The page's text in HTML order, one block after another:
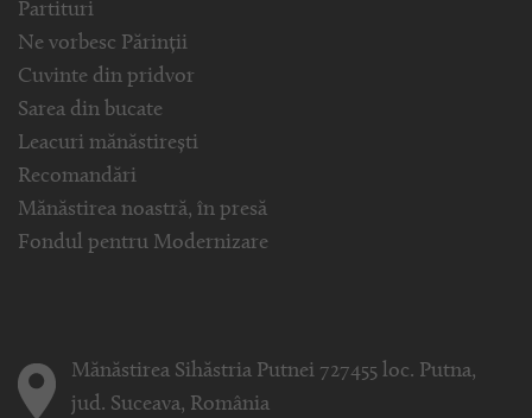
Partituri
Ne vorbesc Părinții
Cuvinte din pridvor
Sarea din bucate
Leacuri mănăstirești
Recomandări
Mănăstirea noastră, în presă
Fondul pentru Modernizare
Mănăstirea Sihăstria Putnei 727455 loc. Putna,
jud. Suceava, România